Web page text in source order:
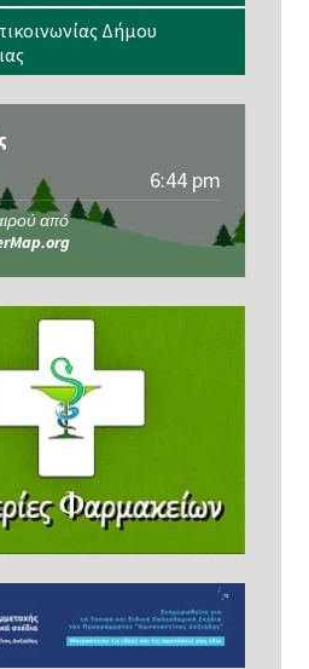
Δήμου
6:44 pm
από